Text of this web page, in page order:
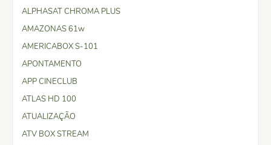
ALPHASAT CHROMA PLUS
AMAZONAS 61w
AMERICABOX S-101
APONTAMENTO
APP CINECLUB
ATLAS HD 100
ATUALIZAÇÃO
ATV BOX STREAM